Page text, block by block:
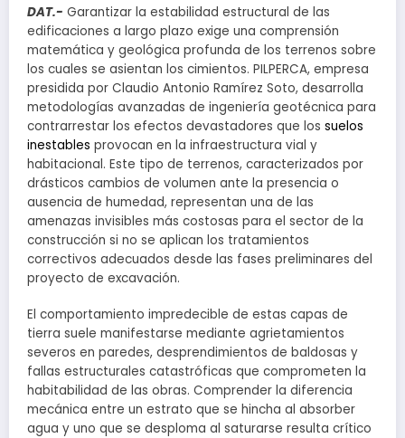
DAT.- Garantizar la estabilidad estructural de las
edificaciones a largo plazo exige una comprensión
matemática y geológica profunda de los terrenos sobre
los cuales se asientan los cimientos. PILPERCA, empresa
presidida por Claudio Antonio Ramírez Soto, desarrolla
metodologías avanzadas de ingeniería geotécnica para
contrarrestar los efectos devastadores que los suelos
inestables provocan en la infraestructura vial y
habitacional. Este tipo de terrenos, caracterizados por
drásticos cambios de volumen ante la presencia o
ausencia de humedad, representan una de las
amenazas invisibles más costosas para el sector de la
construcción si no se aplican los tratamientos
correctivos adecuados desde las fases preliminares del
proyecto de excavación.
El comportamiento impredecible de estas capas de
tierra suele manifestarse mediante agrietamientos
severos en paredes, desprendimientos de baldosas y
fallas estructurales catastróficas que comprometen la
habitabilidad de las obras. Comprender la diferencia
mecánica entre un estrato que se hincha al absorber
agua y uno que se desploma al saturarse resulta crítico